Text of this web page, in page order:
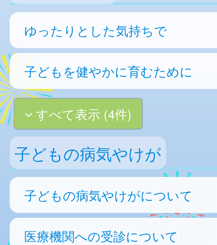
ゆったりとした気持ちで
子どもを健やかに育むために
すべて表示 (4件)
子どもの病気やけが
子どもの病気やけがについて
医療機関への受診について